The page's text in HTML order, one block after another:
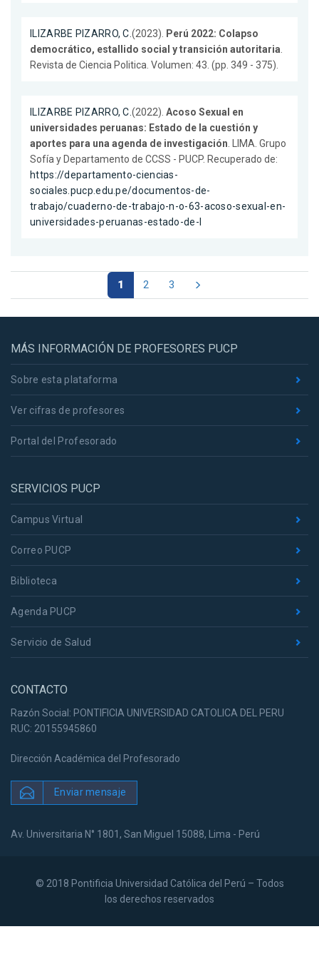
ILIZARBE PIZARRO, C.(2023). Perú 2022: Colapso
democrático, estallido social y transición autoritaria.
Revista de Ciencia Politica. Volumen: 43. (pp. 349 - 375).
ILIZARBE PIZARRO, C.(2022). Acoso Sexual en
universidades peruanas: Estado de la cuestión y
aportes para una agenda de investigación. LIMA. Grupo
Sofía y Departamento de CCSS - PUCP. Recuperado de:
https://departamento-ciencias-
sociales.pucp.edu.pe/documentos-de-
trabajo/cuaderno-de-trabajo-n-o-63-acoso-sexual-en-
universidades-peruanas-estado-de-l
1 2 3
MÁS INFORMACIÓN DE PROFESORES PUCP
Sobre esta plataforma
Ver cifras de profesores
Portal del Profesorado
SERVICIOS PUCP
Campus Virtual
Correo PUCP
Biblioteca
Agenda PUCP
Servicio de Salud
CONTACTO
Razón Social: PONTIFICIA UNIVERSIDAD CATOLICA DEL PERU
RUC: 20155945860
Dirección Académica del Profesorado
Enviar mensaje
Av. Universitaria N° 1801, San Miguel 15088, Lima - Perú
© 2018 Pontificia Universidad Católica del Perú – Todos
los derechos reservados